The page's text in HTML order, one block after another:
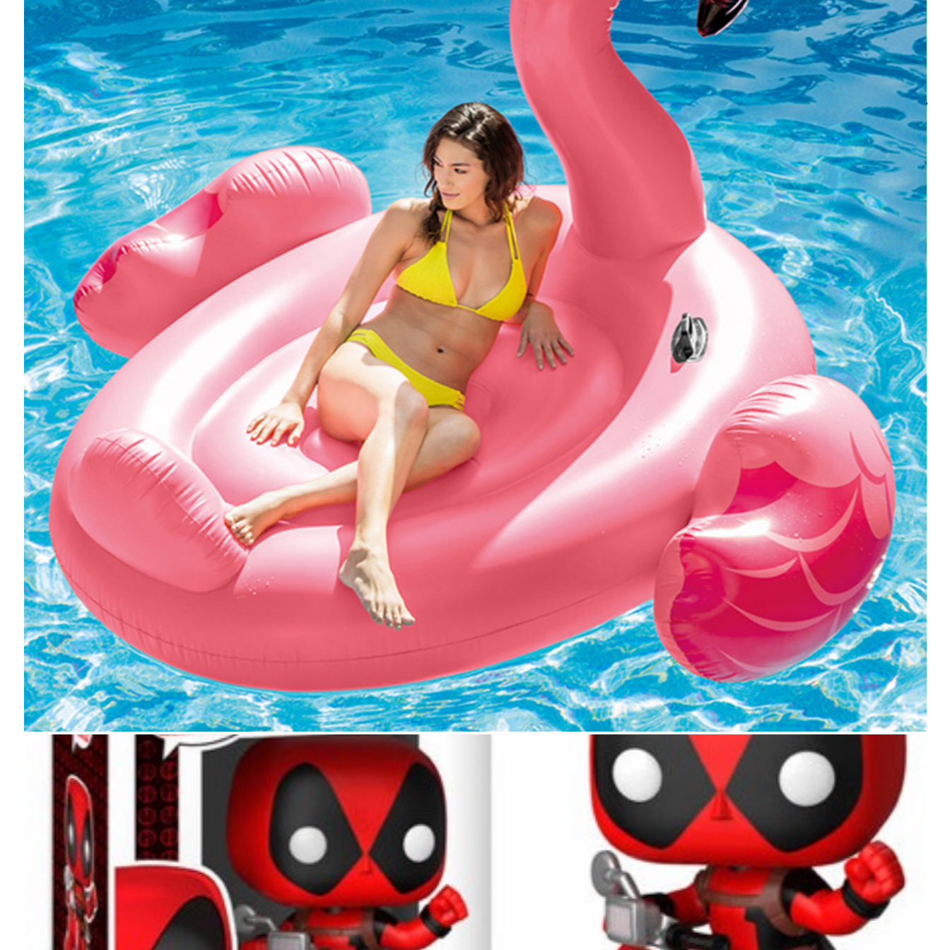
יו-גי-הו
קלפים ומארזי יו-גי-הו
דרגון בול
קלפים ומארזי דרגון בול
בובות פופ ופיגרים דרגון בול
דיסני
קלפים ומארזי דיסני
בובות פופ ופיגרים דיסני
שונות
Riftbound: League of Legends
קלפי ספורט – Tops – כדורגל ועוד
בובות פופ ופיגרים
חדש על המדף
פרוטקטורים ותוספות למשלוחים
אנימה ANIME
מארבל MARVEL
העולם של DC
דיסני
מותגים מסרטים וסדרות
שחקני כדורגל / כדורסל
Freddy Funko
בובות פופ - שונות
נלווים ושונות
Riftbound: League of Legends
וואן פיס – ONE PIECE (לחץ כאן לצפיה בכל המוצרים יחד)
בוסטר בוקס / דיספליים – Booster Box’s
בוסטרים מארזים וקלפי אספנות וואן פיס.
דקים / STARTER DECKS
פיגרים ופאנקו פופ – וואן פיס
מגנים אקרילים, פרוטקטורים וסליבים
בובות פופ ופיגרים – Funko Pop & Figures
כל הפיגרים שלנו – ALL FIGURES
חדש על המדף – New Drops
פרוטקטורים ותוספות למשלוחים
FREDDY FUNKO
אנימה – ANIME (לחץ כאן לצפיית כל המוצרים)
דרגון בול – Dragon Ball Z
וואן פיס – One Piece
פוקימון – POKEMON
נארוטו – NARUTO
בארוטו – BARUTO
אוותר – Avatar
אקדמיית הגיבורים שלי – My Hero Academia
יו גי הו – Yu Gi Oh
דימון סלייר – Demon Slayer
Fairy Tail – זנב הפיה
Hunter X Hunter
אינויאשה
JUJUTSU KAISEN
BLEACH – בליץ'
תלתן שחור – Black Clover
אנימה שונות
DC דיסי – לחץ כאן לצפייה בכל הפופים
BATMAN COMICS
BATMAN THE MOVIE
הארלי קווין – Harley Quinn
סופרמן – SUPERMAN
וואנדרוומן – WONDER-WOMAN
פלאש – FLASH
PEACEMAKER
DC שונות
מארוול – MARVEL לחץ כאן לצפיית כל המוצרים
דוקטור סטריינג׳ – Doctor Strange
אנטמן – ANT-MAN
ספידרמן – SpiderMan
אירון מן – IRON MAN
קפטן אמריקה – Captain America
טור – THOR
לוקי – LOKI
הענק הירוק – HULK
דד פול – DeadPool
Scarlet witch / VISION
אקס מן X-MAN
הפנטר השחור – Black Panther
ונום – VENOM
סטאר לורד – STAR LORD
קפטן מארוול – Captain Marvel
עוד גיבורי מארוול OTHER
מצויירים לחץ כאן לצפיית כל המוצרים
עוד דמויות דיסני
סדרות מצויירות
בנות הפאוור פאף – PowerPuff Girls
ארתור – ARTUR
בובספוג – SPONGBOB
הלו קיטי – HELLO KITTY
סימפסון – The Simpson’s
סאות פארק – South park
Cartoon Network
טלאטאביז – Teletubbies
Gravity Falls – גרביטי פולס
דרדסים – SMURFS